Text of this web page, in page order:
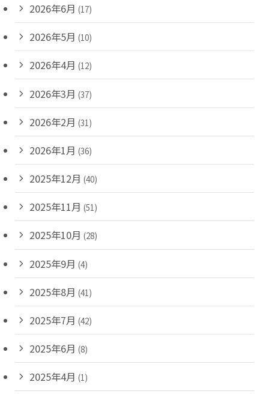
2026年6月 (17)
2026年5月 (10)
2026年4月 (12)
2026年3月 (37)
2026年2月 (31)
2026年1月 (36)
2025年12月 (40)
2025年11月 (51)
2025年10月 (28)
2025年9月 (4)
2025年8月 (41)
2025年7月 (42)
2025年6月 (8)
2025年4月 (1)